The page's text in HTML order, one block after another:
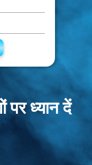
पर ध्यान दें